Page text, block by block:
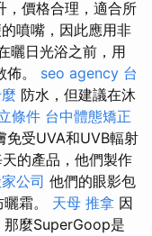
，價格合理，適合所
噴嘴，因此應用非
曬日光浴之前，用
。 seo agency 台
防水，但建議在沐
條件 台中體態矯正
免受UVA和UVB輻射
的產品，他們製作
公司 他們的眼影包
霜。 天母 推拿 因
那麼SuperGoop是